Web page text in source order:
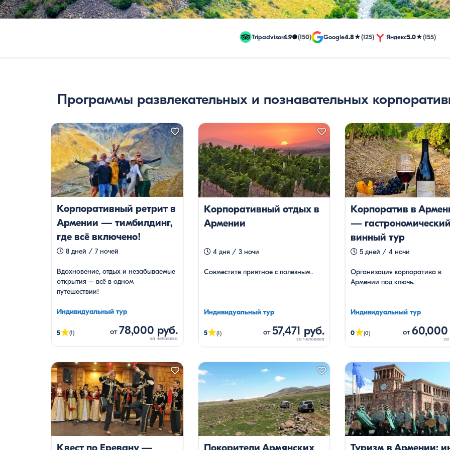
цены
недорогие
и
эксклюзивные
путевки
Tripadvisor4.9●(150) Google4.8★(125) Яндекс5.0★(155)
Программы развлекательных и познавательных
Корпоративный ретрит в
Армении — тимбилдинг,
где всё включено!
8 дней / 7 ночей
Вдохновение, отдых и незабываемые
открытия – всё в одном
путешествии!
Индивидуальный тур
5★(1) от78,000 руб.
Корпоративный отдых в
Армении
4 дня / 3 ночи
Совместите приятное с полезным․
Индивидуальный тур
5★(1) от57,471 руб.
Корпоратив в
—
винный тур
5 дней / 4 ночи
Организация корпоратива в
Армении под ключь.
Индивидуальный тур
0★(0) от60,000